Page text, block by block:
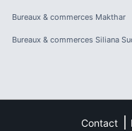
Bureaux & commerces Makthar
Bureaux & commerces Siliana
Contact